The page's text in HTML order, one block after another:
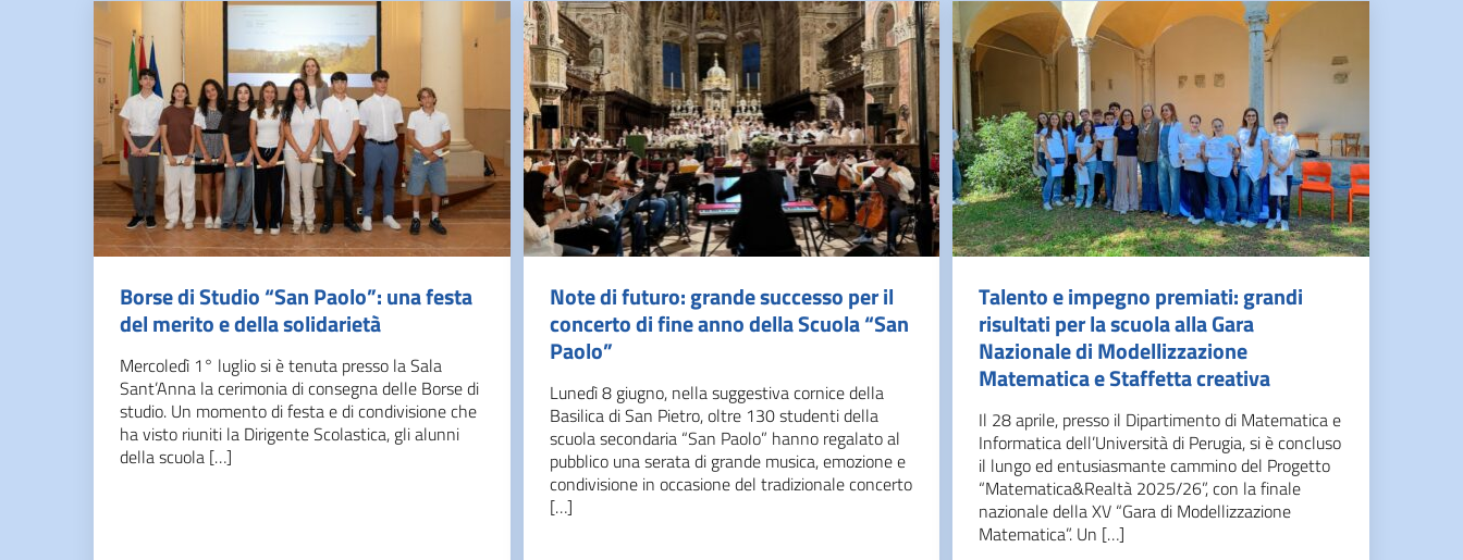
Borse di Studio “San Paolo”: una festa
del merito e della solidarietà
Mercoledì 1° luglio si è tenuta presso la Sala
Sant’Anna la cerimonia di consegna delle Borse di
studio. Un momento di festa e di condivisione che
ha visto riuniti la Dirigente Scolastica, gli alunni
della scuola […]
Note di futuro: grande successo per il
concerto di fine anno della Scuola “San
Paolo”
Lunedì 8 giugno, nella suggestiva cornice della
Basilica di San Pietro, oltre 130 studenti della
scuola secondaria “San Paolo” hanno regalato al
pubblico una serata di grande musica, emozione e
condivisione in occasione del tradizionale concerto
[…]
Talento e impegno premiati: grandi
risultati per la scuola alla Gara
Nazionale di Modellizzazione
Matematica e Staffetta creativa
Il 28 aprile, presso il Dipartimento di Matematica e
Informatica dell’Università di Perugia, si è concluso
il lungo ed entusiasmante cammino del Progetto
“Matematica&Realtà 2025/26”, con la finale
nazionale della XV “Gara di Modellizzazione
Matematica”. Un […]